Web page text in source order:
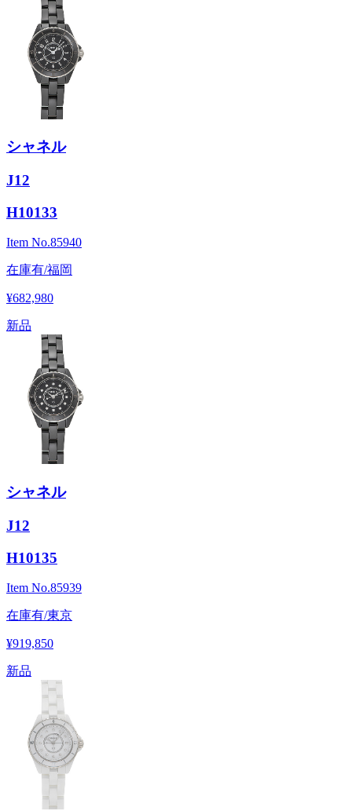
シャネル
J12
H10133
Item No.85940
在庫有/福岡
¥682,980
新品
シャネル
J12
H10135
Item No.85939
在庫有/東京
¥919,850
新品